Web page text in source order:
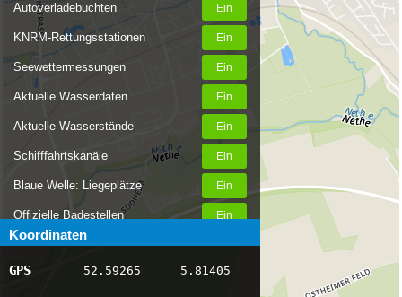
Autoverladebuchten
KNRM-Rettungsstationen
Seewettermessungen
Aktuelle Wasserdaten
Aktuelle Wasserstände
Schifffahrtskanäle
Blaue Welle: Liegeplätze
Offizielle Badestellen
Nachrichten Binnenschifffahrt
AIS-Schiffspositionen
Koordinaten
GPS 52.59265 5.81405